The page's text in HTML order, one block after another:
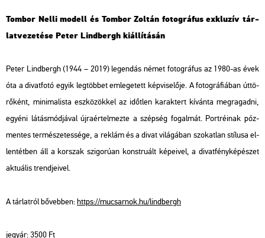
Tom­bor Nelli mo­dell és Tom­bor Zol­tán fo­tog­rá­fus exk­lu­zív tár­
lat­ve­ze­té­se Peter Lind­bergh ki­ál­lí­tá­sán
Peter Lind­bergh (1944 – 2019) le­gen­dás német fo­tog­rá­fus az 1980-as évek
óta a di­vat­fo­tó egyik leg­töb­bet em­le­ge­tett kép­vi­se­lő­je. A fo­tog­rá­fi­á­ban út­tö­
rő­ként, mi­ni­ma­lis­ta esz­kö­zök­kel az időt­len ka­rak­tert kí­ván­ta meg­ra­gad­ni,
egyé­ni lá­tás­mód­já­val új­ra­ér­tel­mez­te a szép­ség fo­gal­mát. Port­ré­i­nak póz­
men­tes ter­mé­sze­tes­sé­ge, a rek­lám és a divat vi­lá­gá­ban szo­kat­lan stí­lu­sa el­
len­tét­ben áll a kor­szak szi­go­rú­an konst­ru­ált ké­pe­i­vel, a di­vat­fény­ké­pé­szet
ak­tu­á­lis trend­je­i­vel.
A tár­lat­ról bő­veb­ben:https://​mu­csar­nok.​hu/​lind­bergh
jegy­ár: 3500 Ft